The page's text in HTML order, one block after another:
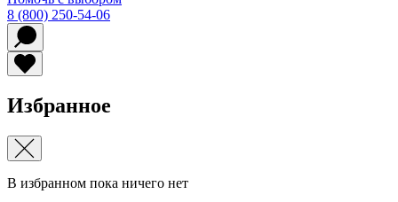
8 (800) 250-54-06
Избранное
В избранном пока ничего нет